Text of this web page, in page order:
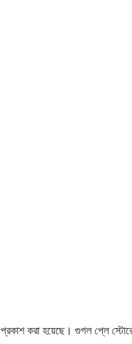
করা হয়েছে। গুগল প্লে